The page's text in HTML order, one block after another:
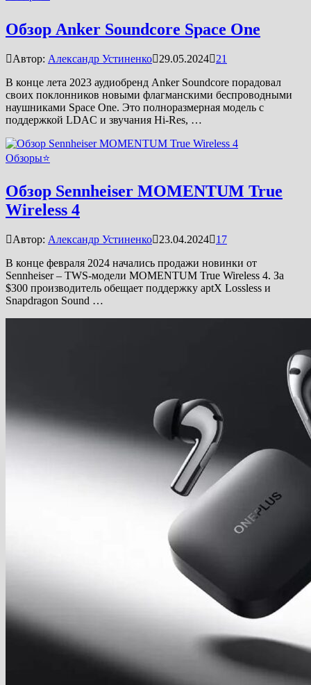
Обзор Anker Soundcore Space One
Автор: Александр Устиненко 29.05.2024
21
В конце лета 2023 аудиобренд Anker Soundcore порадовал
своих поклонников новыми флагманскими беспроводными
наушниками Space One. Это полноразмерная модель с
поддержкой LDAC и звучания Hi-Res, …
Обзоры⭐
Обзор Sennheiser MOMENTUM True
Wireless 4
Автор: Александр Устиненко 23.04.2024
17
В конце февраля 2024 начались продажи новинки от
Sennheiser – TWS-модели MOMENTUM True Wireless 4. За
$300 производитель обещает поддержку aptX Lossless и
Snapdragon Sound …